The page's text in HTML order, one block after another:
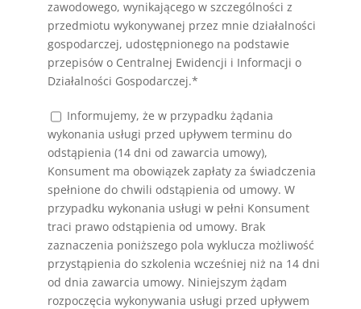
zawodowego, wynikającego w szczególności z
przedmiotu wykonywanej przez mnie działalności
gospodarczej, udostępnionego na podstawie
przepisów o Centralnej Ewidencji i Informacji o
Działalności Gospodarczej.*
Informujemy, że w przypadku żądania
wykonania usługi przed upływem terminu do
odstąpienia (14 dni od zawarcia umowy),
Konsument ma obowiązek zapłaty za świadczenia
spełnione do chwili odstąpienia od umowy. W
przypadku wykonania usługi w pełni Konsument
traci prawo odstąpienia od umowy. Brak
zaznaczenia poniższego pola wyklucza możliwość
przystąpienia do szkolenia wcześniej niż na 14 dni
od dnia zawarcia umowy. Niniejszym żądam
rozpoczęcia wykonywania usługi przed upływem